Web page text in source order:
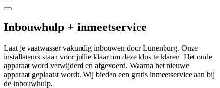
Inbouwhulp + inmeetservice
Laat je vaatwasser vakundig inbouwen door Lunenburg. Onze
installateurs staan voor jullie klaar om deze klus te klaren. Het oude
apparaat word verwijderd en afgevoerd. Waarna het nieuwe
apparaat geplaatst wordt. Wij bieden een gratis inmeetservice aan bij
de inbouwhulp.